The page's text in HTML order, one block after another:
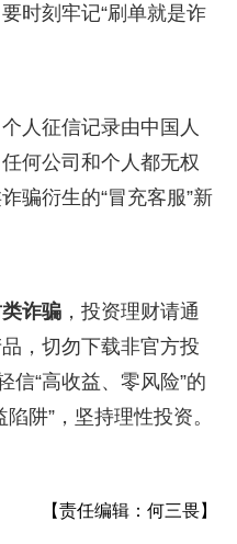
时刻牢记“刷单就是诈
人征信记录由中国人
何公司和个人都无权
骗衍生的“冒充客服”新
诈骗，投资理财请通
，切勿下载非官方投
信“高收益、零风险”的
阱”，坚持理性投资。
【责任编辑：何三畏】